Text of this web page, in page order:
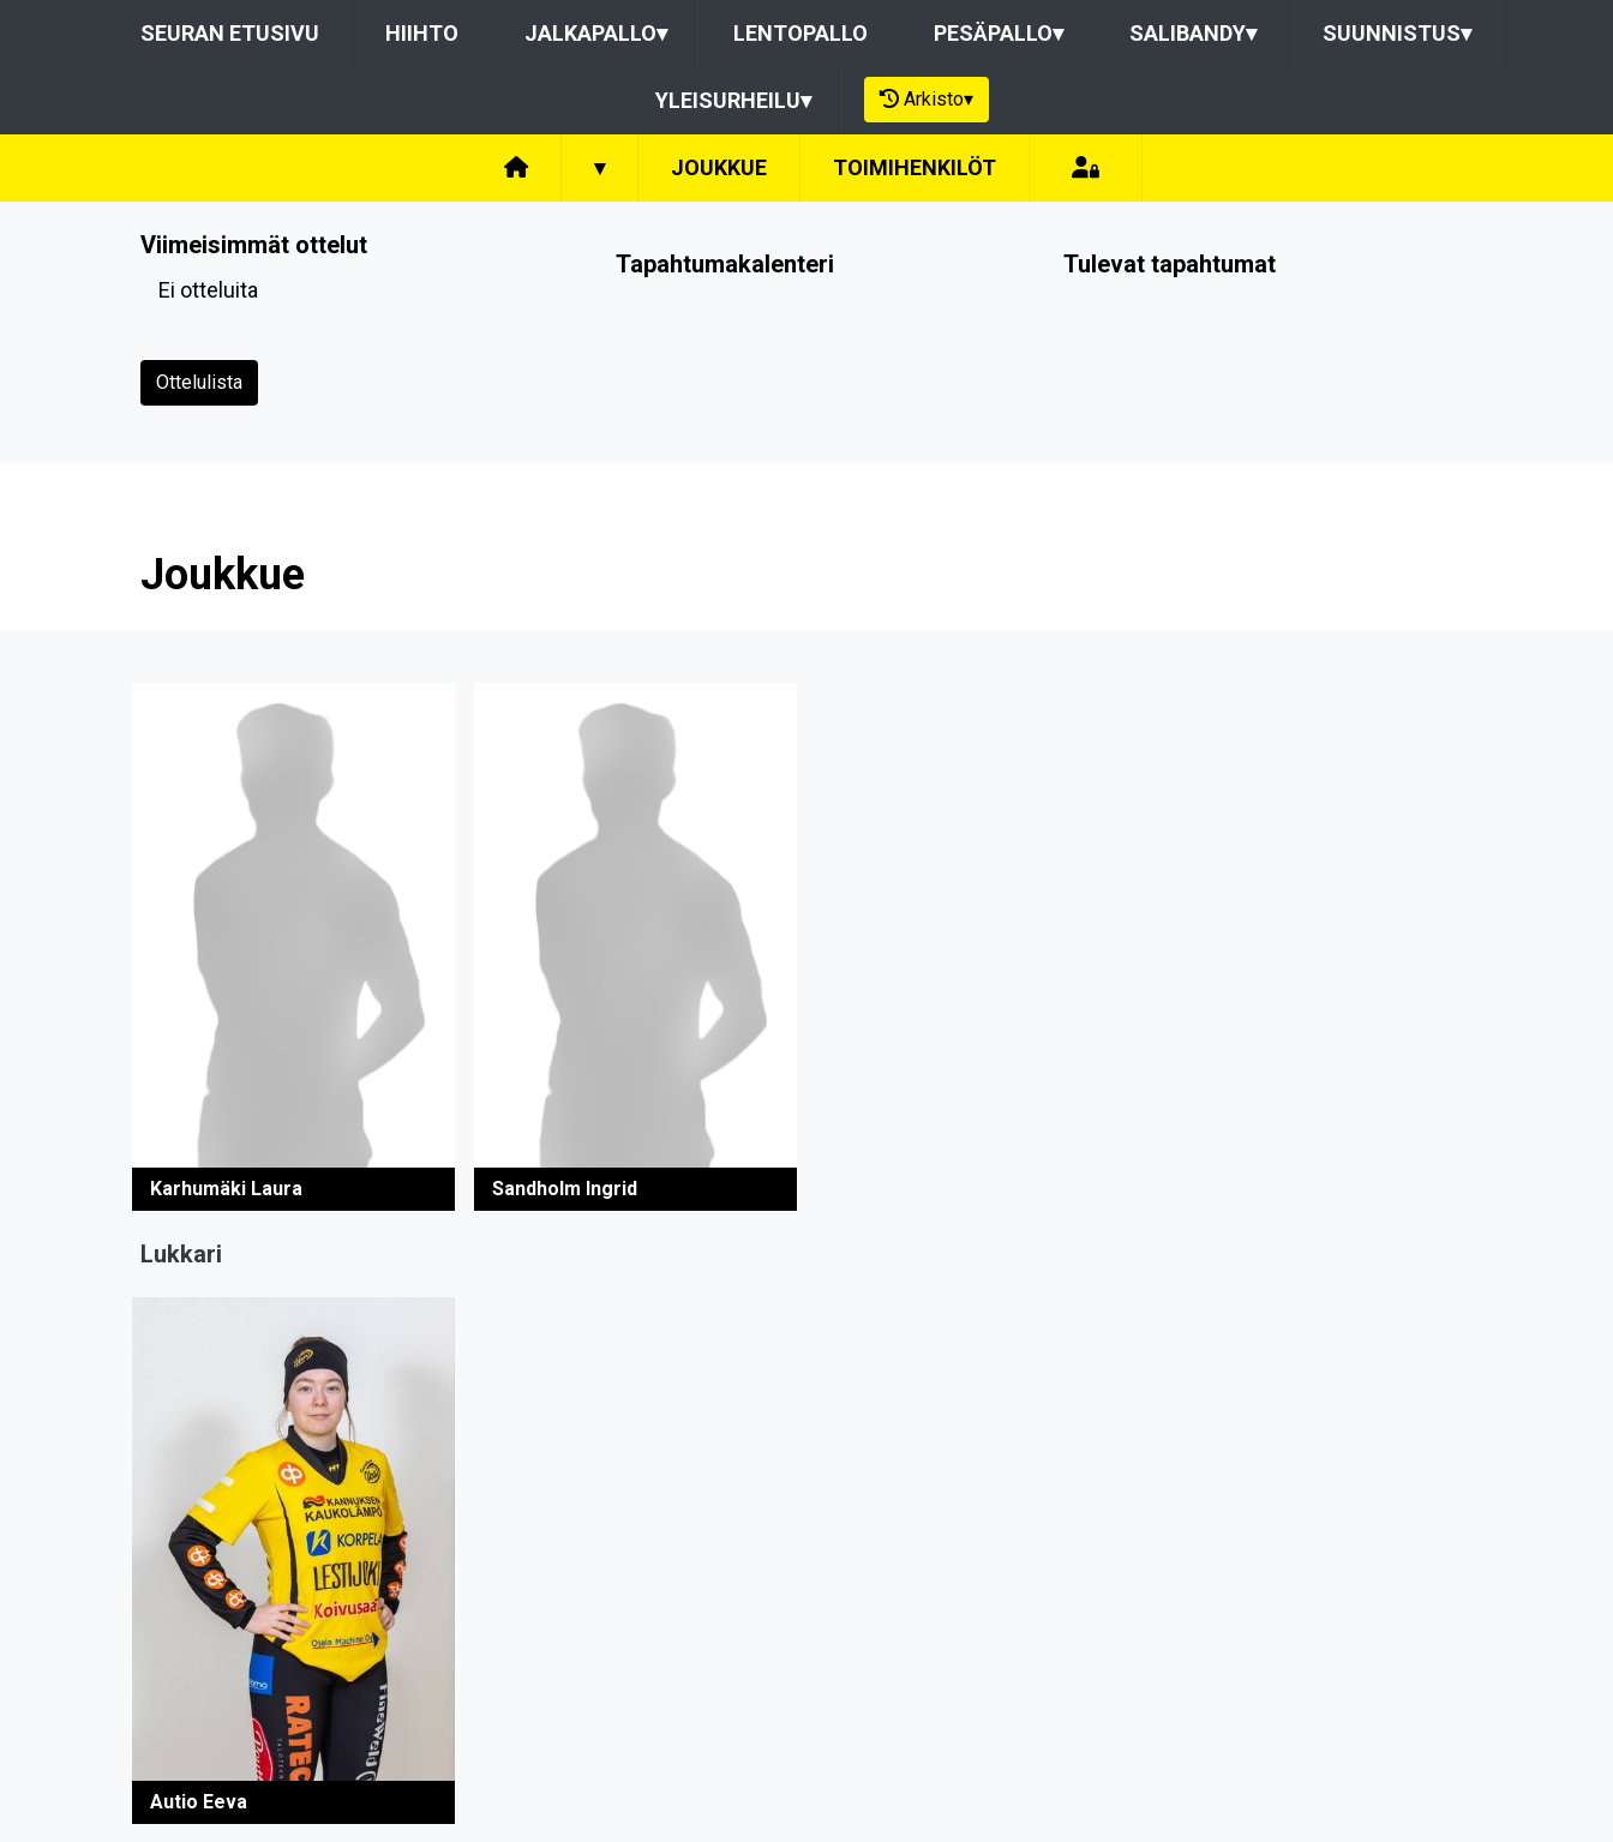
SEURAN ETUSIVU HIIHTO JALKAPALLO▾ LENTOPALLO PESÄPALLO▾ SALIBANDY▾ SUUNNISTUS▾
YLEISURHEILU▾ Arkisto▾
▾ JOUKKUE TOIMIHENKILÖT
Viimeisimmät ottelut
Ei otteluita
Ottelulista
Tapahtumakalenteri Tulevat tapahtumat
Joukkue
Karhumäki Laura Sandholm Ingrid
Lukkari
Autio Eeva